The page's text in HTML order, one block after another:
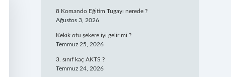
8 Komando Eğitim Tugayı nerede ?
Ağustos 3, 2026
Kekik otu şekere iyi gelir mi ?
Temmuz 25, 2026
3. sınıf kaç AKTS ?
Temmuz 24, 2026